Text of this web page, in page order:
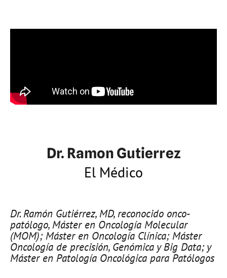
Dr. Ramon Gutierrez
El Médico
Dr. Ramón Gutiérrez, MD, reconocido onco-
patólogo, Máster en Oncología Molecular
(MOM); Máster en Oncología Clínica; Máster
Oncología de precisión, Genómica y Big Data; y
Máster en Patología Oncológica para Patólogos